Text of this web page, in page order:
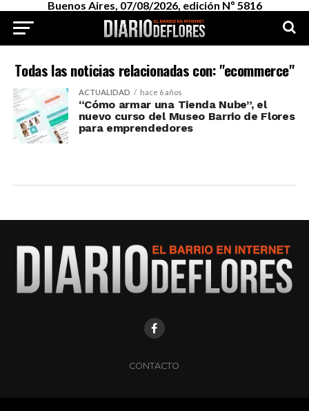
Buenos Aires, 07/08/2026, edición Nº 5816
Todas las noticias relacionadas con: "ecommerce"
ACTUALIDAD hace 6 años
“Cómo armar una Tienda Nube”, el
nuevo curso del Museo Barrio de Flores
para emprendedores
CONTACTO